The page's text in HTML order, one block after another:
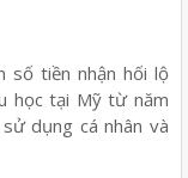
số tiền nhận hối lộ
học tại Mỹ từ năm
dụng cá nhân và